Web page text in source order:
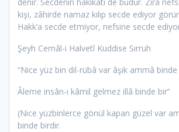
kişi, zâhirde namaz kılıp secde ediyor
Hakk’a secde etmiyor, nefsine secde
Şeyh Cemâl-i Halvetî Kuddise Sırruh
“Nice yüz bin dil-rübâ var âşık ammâ
Âleme insân-ı kâmil gelmez illâ binde bir”
(Nice yüzbinlerce gönül kapan güzel var
binde birdir.